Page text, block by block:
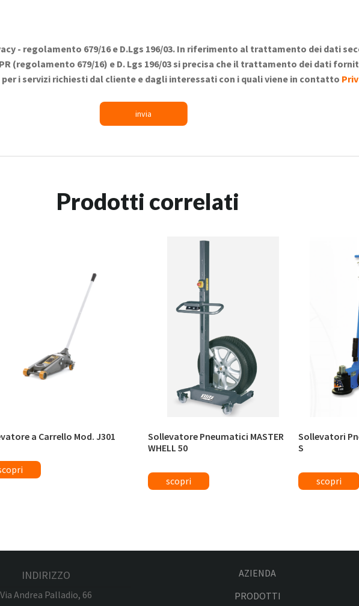
- regolamento 679/16 e D.Lgs 196/03. In riferimento al trattamento dei dati
(regolamento 679/16) e D. Lgs 196/03 si precisa che il trattamento dei dati
i servizi richiesti dal cliente e dagli interessati con i quali viene in contatto
Prodotti correlati
a Carrello Mod. J301
Sollevatore Pneumatici MASTER
WHELL 50
Sollevatori
S
INDIRIZZO
Via Andrea Palladio, 66
AZIENDA
PRODOTTI